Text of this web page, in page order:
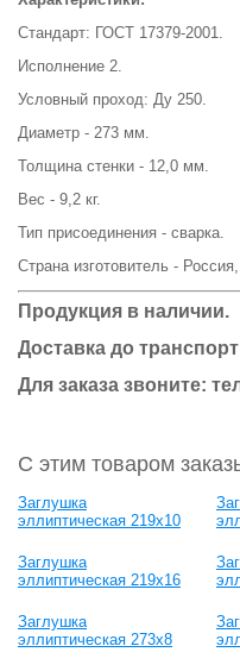
Стандарт: ГОСТ 17379-2001.
Исполнение 2.
Условный проход: Ду 250.
Диаметр - 273 мм.
Толщина стенки - 12,0 мм.
Вес - 9,2 кг.
Тип присоединения - сварка.
Страна изготовитель -
Продукция в наличии.
Доставка до
Для заказа звоните:
С этим товаром
Заглушка
эллиптическая 219х10
Заглушка
эллиптическая 219х16
Заглушка
эллиптическая 273х8